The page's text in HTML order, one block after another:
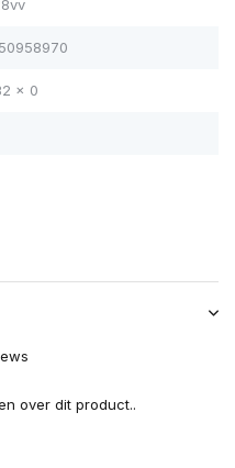
x 0
over dit product..